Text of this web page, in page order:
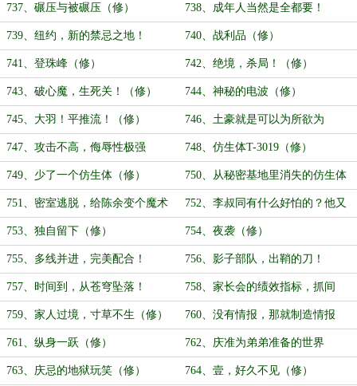
（修） （修）
737、碾压与被碾压（修） 738、成年人当然是全都要！
（修）
739、纽约，新的禁忌之地！
（修）
740、战利品（修）
741、登珠峰（修） 742、绝境，杀局！（修）
743、破心魔，生死关！（修） 744、神秘的电波（修）
745、大羽！平推流！（修） 746、土豪就是可以为所欲为
（修）
747、攻击不高，侮辱性极强
（修）
748、仿生体T-3019（修）
749、少了一个仿生体（修） 750、从秘密基地里消失的仿生体
（修）
751、密室逃脱，给陈余变个魔术
（修）
752、李叔同有什么好怕的？他又
没拿加特林（修）
753、独自留下（修） 754、夜袭（修）
755、多线并进，完美配合！
（修）
756、影子部队，出鞘的刀！
（修）
757、时间到，从苍穹坠落！
（修）
758、家长会的绩效指标，抓间
谍！（修）
759、家人过境，寸草不生（修） 760、没有情报，那就制造情报
（修）
761、纵身一跃（修） 762、庆准为弟弟准备的世界
（修）
763、庆忌的地狱玩笑（修） 764、壹，好久不见（修）